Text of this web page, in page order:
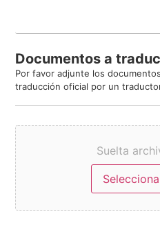
Documentos a
Por favor adjunte los
traducción oficial por un
Documentos
Suelta